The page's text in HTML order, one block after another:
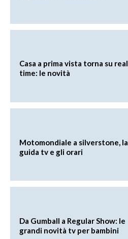
Casa a prima vista torna su real
time: le novità
Motomondiale a silverstone, la
guida tv e gli orari
Da Gumball a Regular Show: le
grandi novità tv per bambini